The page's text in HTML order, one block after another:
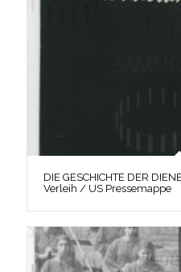
DIE GESCHICHTE DER
Verleih / US Pressemappe